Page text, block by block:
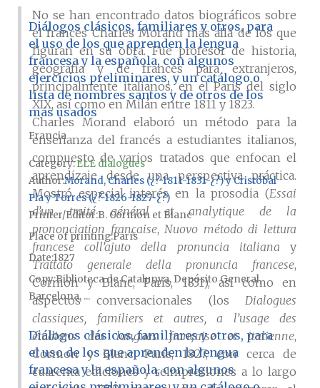
No se han encontrado datos biográficos sobre
el francés Charles Morand más allá de los que
figuran en su obra. Fue profesor de historia,
geografía y de francés para extranjeros,
principalmente italianos, en el París del siglo
XIX, así como en Milán entre 1811 y 1823.
Charles Morand elaboró un método para la
enseñanza del francés a estudiantes italianos,
compuesto de varios tratados que enfocan el
aprendizaje desde una perspectiva práctica.
Mostró especial interés en la prosodia (Essai
d’un traité général et analytique de la
prononciation française,Nuovo método di lettura
francese coll’ajuto della pronuncia italiana y
Trattato generale della pronuncia francese,
Cormon y Blanc, París, 1831), así como en
aspectos conversacionales (losDialogues
classiques, familiers et autres, a l’usage des
étudians des langues française et italienne,
Cormon y Blanc, París, 1827, con cerca de
cuarenta ediciones y reimpresiones a lo largo
Diálogos clásicos, familiares y otros, para
el uso de los que aprenden la lengua
francesa y la española, con algunos
ejercicios preliminares, y un catálogo o
lista de nombres santos y de otros de los
más usados
Francia
Category:ELE dialogues
AuthorMorand, Charles (¿?-1811-1831-¿?) y Cristóbal
Pla y Torres (¿?-1826-1827-¿?)
Printer/EditorB. Cormon et Blanc
Place of printingParís
Date1827
CopyBiblioteca de Catalunya, Depósito General,
Barcelona, ...
Diálogos clásicos, familiares y otros, para
el uso de los que aprenden la lengua
francesa y la española, con algunos